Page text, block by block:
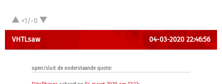
+1/-0
VHTLsaw 04-03-2020 22:46:56
open/sluit de onderstaande quote: